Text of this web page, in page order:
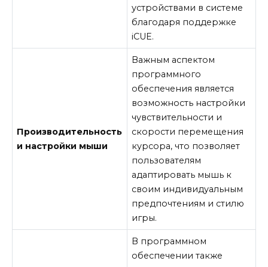
устройствами в системе
благодаря поддержке
iCUE.
Производительность
и настройки мыши
Важным аспектом
программного
обеспечения является
возможность настройки
чувствительности и
скорости перемещения
курсора, что позволяет
пользователям
адаптировать мышь к
своим индивидуальным
предпочтениям и стилю
игры.
В программном
обеспечении также